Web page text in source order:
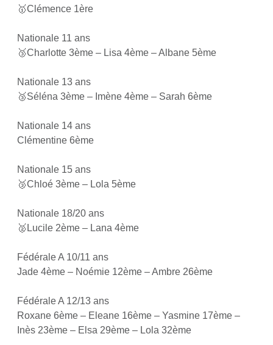
🥇Clémence 1ère
Nationale 11 ans
🥉Charlotte 3ème – Lisa 4ème – Albane 5ème
Nationale 13 ans
🥉Séléna 3ème – Imène 4ème – Sarah 6ème
Nationale 14 ans
Clémentine 6ème
Nationale 15 ans
🥉Chloé 3ème – Lola 5ème
Nationale 18/20 ans
🥈Lucile 2ème – Lana 4ème
Fédérale A 10/11 ans
Jade 4ème – Noémie 12ème – Ambre 26ème
Fédérale A 12/13 ans
Roxane 6ème – Eleane 16ème – Yasmine 17ème –
Inès 23ème – Elsa 29ème – Lola 32ème